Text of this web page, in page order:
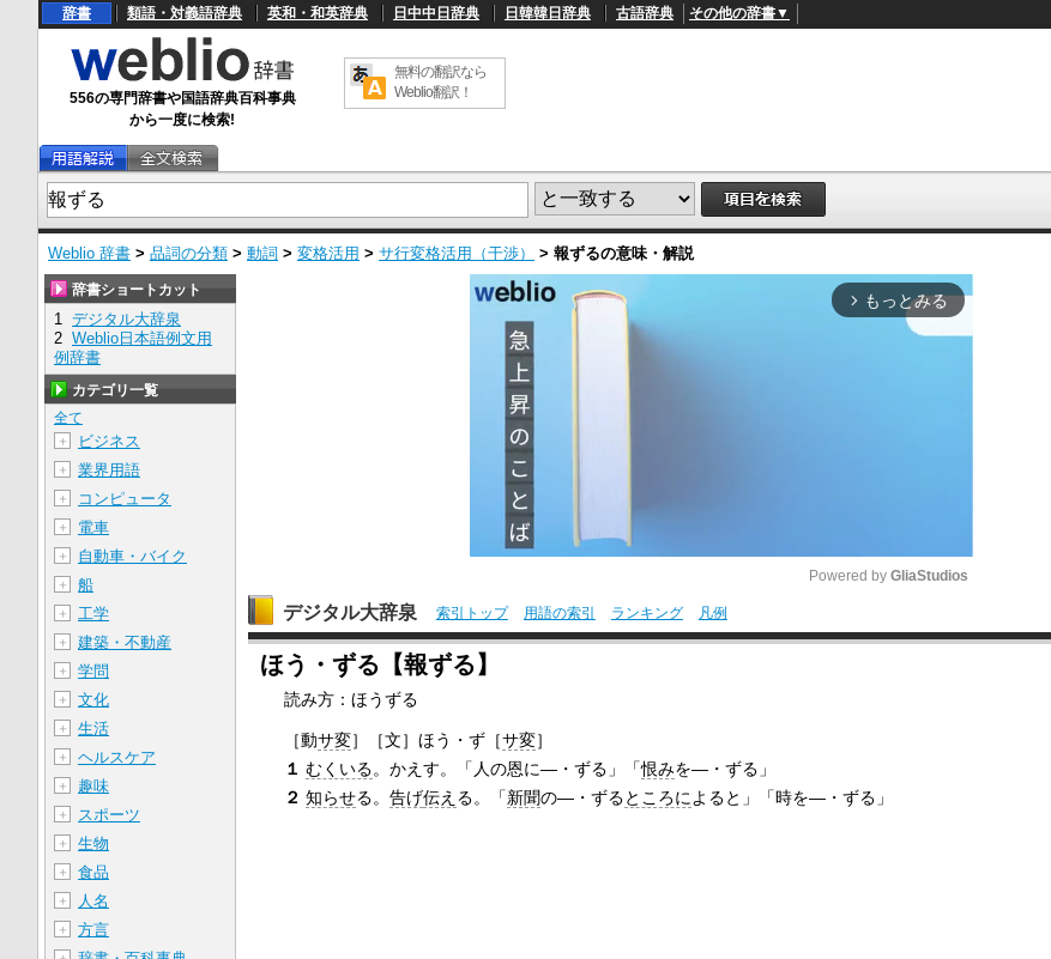
辞書 類語・対義語辞典 英和・和英辞典 日中中日辞典 日韓韓日辞典 古語辞典 その他の辞書▼
556の専門辞書や国語辞典百科事典
から一度に検索!
無料の翻訳なら
Weblio翻訳！
Weblio 辞書 > 品詞の分類 > 動詞 > 変格活用 > サ行変格活用（干渉） > 報ずるの意味・解説
arrow_forward_ios もっとみる
M
Powered by GliaStudios
デジタル大辞泉 索引トップ 用語の索引 ランキング 凡例
ほう・ずる【報ずる】
読み方：ほうずる
［動サ変］ ［文］ほう・ず ［サ変］
１ むくいる。かえす。「人の恩に―・ずる」「恨みを―・ずる」
２ 知らせる。告げ伝え る。「新聞の―・ずるところによると」「時を―・ずる」
辞書ショートカット
1 デジタル大辞泉
2 Weblio日本語例文用
例辞書
カテゴリ一覧
全て
＋
ビジネス
＋ 業界用語
＋ コンピュータ
＋ 電車
＋ 自動車・バイク
＋ 船
＋ 工学
＋ 建築・不動産
＋ 学問
＋ 文化
＋ 生活
＋ ヘルスケア
＋ 趣味
＋ スポーツ
＋ 生物
＋ 食品
＋ 人名
＋ 方言